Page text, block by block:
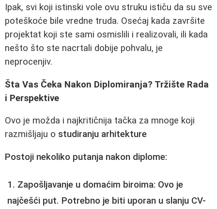
Ipak, svi koji istinski vole ovu struku ističu da su sve
poteškoće bile vredne truda. Osećaj kada završite
projektat koji ste sami osmislili i realizovali, ili kada
nešto što ste nacrtali dobije pohvalu, je
neprocenjiv.
Šta Vas Čeka Nakon Diplomiranja? Tržište Rada
i Perspektive
Ovo je možda i najkritičnija tačka za mnoge koji
razmišljaju o studiranju arhitekture
Postoji nekoliko putanja nakon diplome:
Zapošljavanje u domaćim biroima: Ovo je
najčešći put. Potrebno je biti uporan u slanju CV-